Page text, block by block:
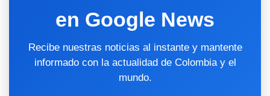
en Google News
Recibe nuestras noticias al instante y mantente
informado con la actualidad de Colombia y el
mundo.